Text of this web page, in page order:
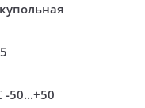
-50...+50